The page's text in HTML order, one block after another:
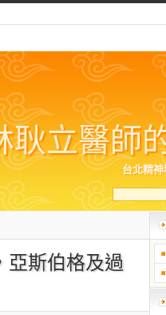
耿立醫師
台北精
亞斯伯格及過